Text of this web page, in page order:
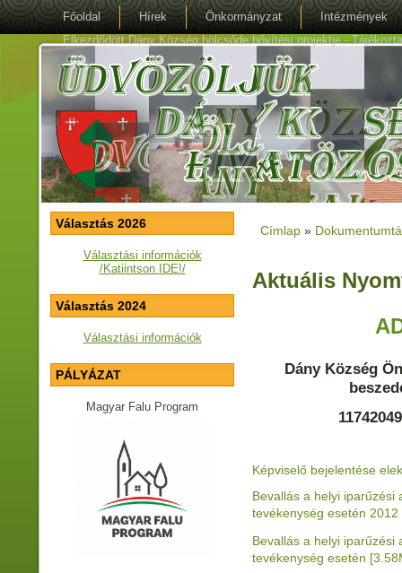
Főoldal Hírek Önkormányzat
Intézmények
Elkezdődött Dány Község bölcsőde bővítési projektje -
Választás 2026
Választási információk
/Katiintson IDE!/
Választás 2024
Választási információk
PÁLYÁZAT
Magyar Falu Program
Jelenlegi hely
Címlap »
Aktuális
Dány Község
Képviselő bejelentése
Bevallás a helyi iparűzési
tevékenység esetén 2012
Bevallás a helyi iparűzési
tevékenység esetén